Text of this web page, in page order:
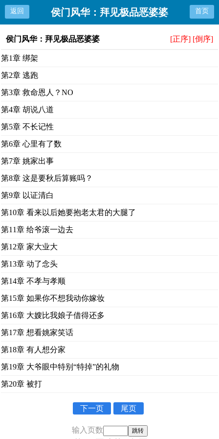
返回 侯门风华：拜见极品恶婆婆 首页
侯门风华：拜见极品恶婆婆 [正序] [倒序]
第1章 绑架
第2章 逃跑
第3章 救命恩人？NO
第4章 胡说八道
第5章 不长记性
第6章 心里有了数
第7章 姚家出事
第8章 这是要秋后算账吗？
第9章 以证清白
第10章 看来以后她要抱老太君的大腿了
第11章 给爷滚一边去
第12章 家大业大
第13章 动了念头
第14章 不孝与孝顺
第15章 如果你不想我动你嫁妆
第16章 大嫂比我娘子借得还多
第17章 想看姚家笑话
第18章 有人想分家
第19章 大爷眼中特别“特掉”的礼物
第20章 被打
下一页 尾页
输入页数